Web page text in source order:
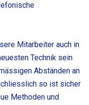
Mitarbeiter auch in
Technik sein
Abständen an
so ist sicher
Methoden und